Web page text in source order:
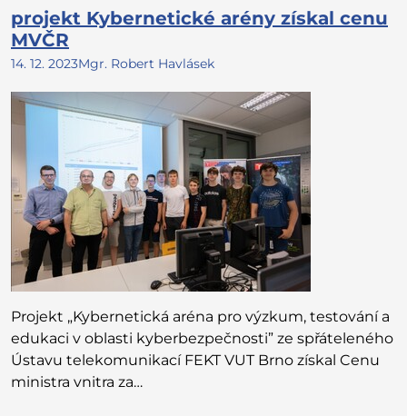
projekt Kybernetické arény získal cenu
MVČR
14. 12. 2023Mgr. Robert Havlásek
Projekt „Kybernetická aréna pro výzkum, testování a
edukaci v oblasti kyberbezpečnosti” ze spřáteleného
Ústavu telekomunikací FEKT VUT Brno získal Cenu
ministra vnitra za…